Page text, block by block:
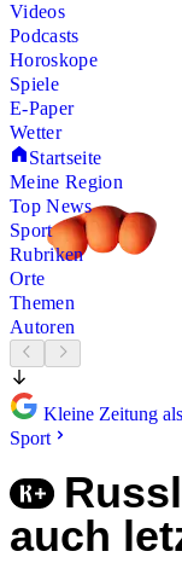
Videos
Podcasts
Horoskope
Spiele
E-Paper
Wetter
Startseite
Meine Region
Top News
Sport
Rubriken
Orte
Themen
Autoren
Kleine Zeitung
Sport
auch